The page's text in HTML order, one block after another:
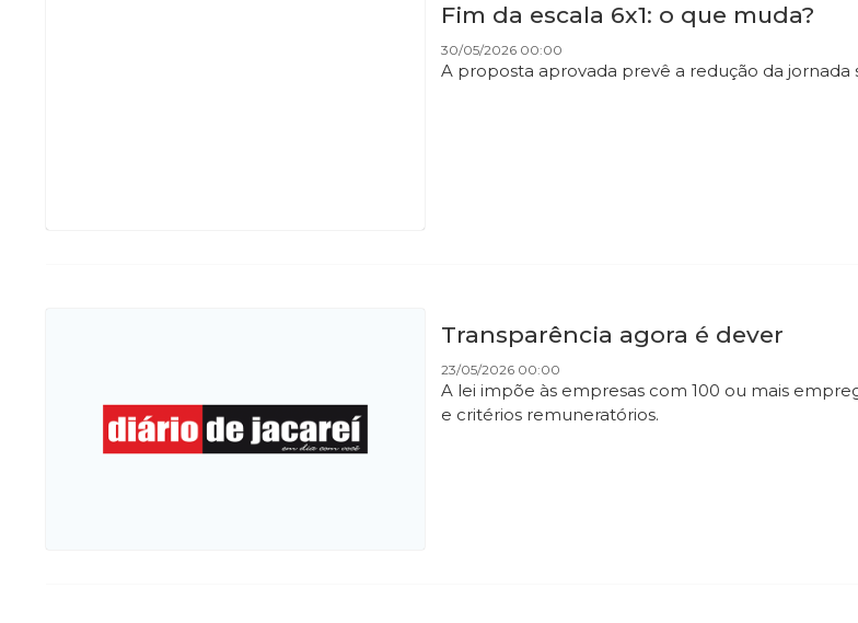
Fim da escala 6x1: o que muda?
30/05/2026 00:00
A proposta aprovada prevê a redução da jornada
Transparência agora é dever
23/05/2026 00:00
A lei impõe às empresas com 100 ou mais
e critérios remuneratórios.